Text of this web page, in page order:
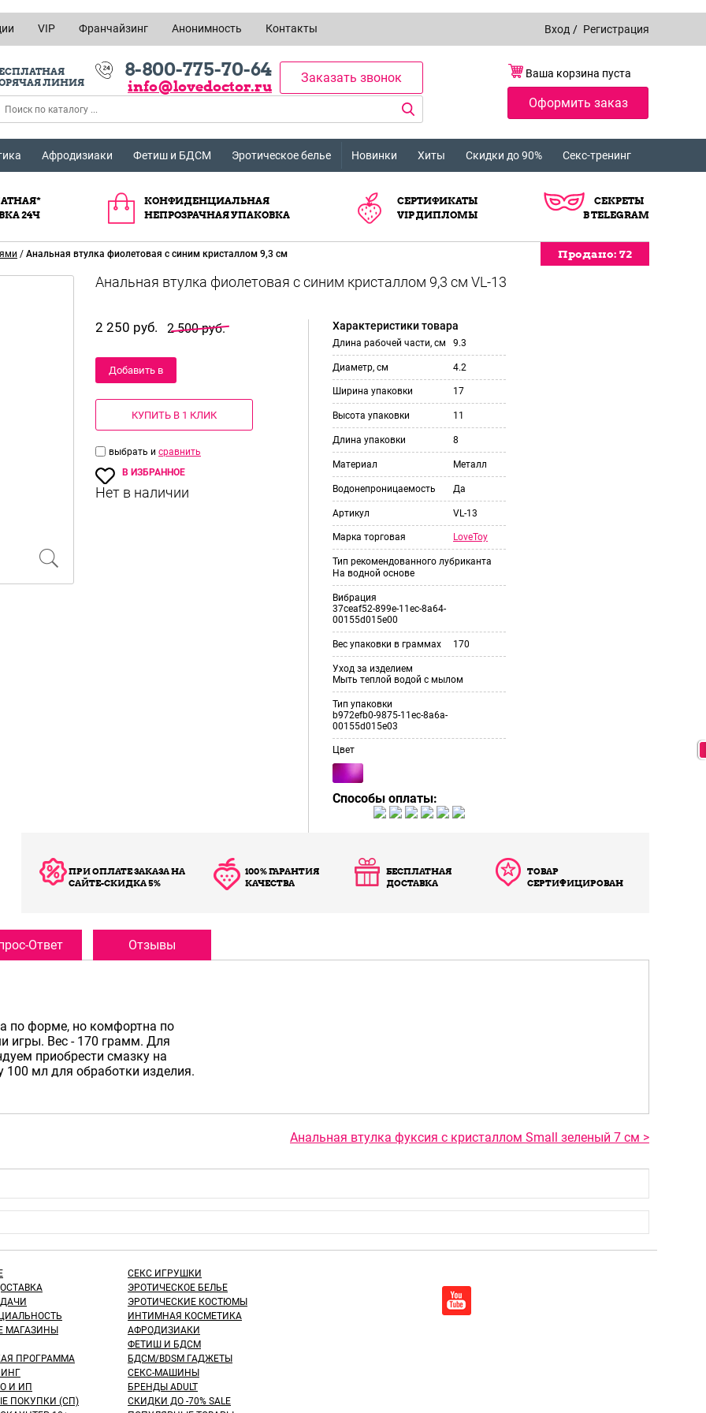
VIP Франчайзинг Анонимность Контакты Вход / Регистрация
ЛИНИЯ
8-800-775-70-64
info@lovedoctor.ru
Заказать звонок Ваша корзина пуста
Оформить заказ
Афродизиаки Фетиш и БДСМ Эротическое белье Новинки Хиты Скидки до 90% Секс-тренинг
24Ч
КОНФИДЕНЦИАЛЬНАЯ
НЕПРОЗРАЧНАЯ УПАКОВКА
СЕРТИФИКАТЫ
VIP ДИПЛОМЫ
СЕКРЕТЫ
В TELEGRAM
/ Анальная втулка фиолетовая с синим кристаллом 9,3 см Продано: 72
2 250 руб. 2 500 руб.
Добавить в
корзину
КУПИТЬ В 1 КЛИК
выбрать и сравнить
В ИЗБРАННОЕ
Характеристики товара
Длина рабочей части, см 9.3
Диаметр, см 4.2
Ширина упаковки 17
Высота упаковки 11
Длина упаковки 8
Материал Металл
Водонепроницаемость Да
Артикул VL-13
Марка торговая LoveToy
Тип рекомендованного лубриканта
На водной основе
Вибрация
37ceaf52-899e-11ec-8a64-
00155d015e00
Вес упаковки в граммах 170
Уход за изделием
Мыть теплой водой с мылом
Тип упаковки
b972efb0-9875-11ec-8a6a-
00155d015e03
Цвет
Способы оплаты:
ПРИ ОПЛАТЕ ЗАКАЗА НА
САЙТЕ-СКИДКА 5%
100% ГАРАНТИЯ
КАЧЕСТВА
БЕСПЛАТНАЯ
ДОСТАВКА
ТОВАР
СЕРТИФИЦИРОВАН
Ответ Отзывы
по форме, но комфортна по
игры. Вес - 170 грамм. Для
приобрести смазку на
мл для обработки изделия.
Анальная втулка фуксия с кристаллом Small зеленый 7 см >
МАГАЗИНЫ
ПРОГРАММА
И ИП
ПОКУПКИ (СП)
СЕКС ИГРУШКИ
ЭРОТИЧЕСКОЕ БЕЛЬЕ
ЭРОТИЧЕСКИЕ КОСТЮМЫ
ИНТИМНАЯ КОСМЕТИКА
АФРОДИЗИАКИ
ФЕТИШ И БДСМ
БДСМ/BDSM ГАДЖЕТЫ
СЕКС-МАШИНЫ
БРЕНДЫ ADULT
СКИДКИ ДО -70% SALE